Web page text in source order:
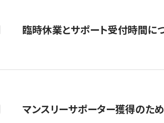
臨時休業とサポート受付時間に
マンスリーサポーター獲得のた